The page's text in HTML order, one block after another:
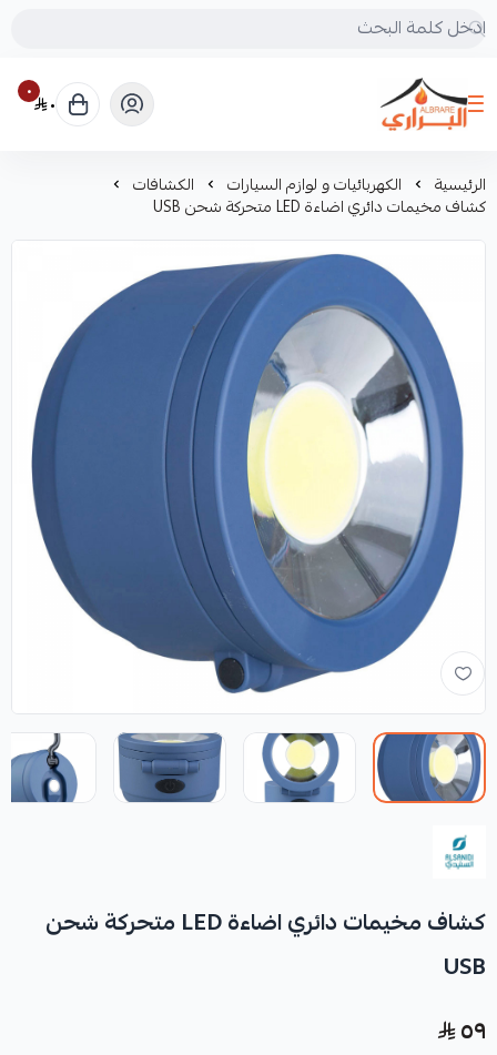
البراري للرحلات
٠ ٠
الرئيسية الكهربائيات و لوازم السيارات الكشافات
كشاف مخيمات دائري اضاءة LED متحركة شحن USB
كشاف مخيمات دائري اضاءة LED متحركة شحن
USB
٥٩